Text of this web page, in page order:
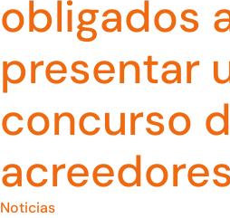
obligados
presentar
concurso
Noticias